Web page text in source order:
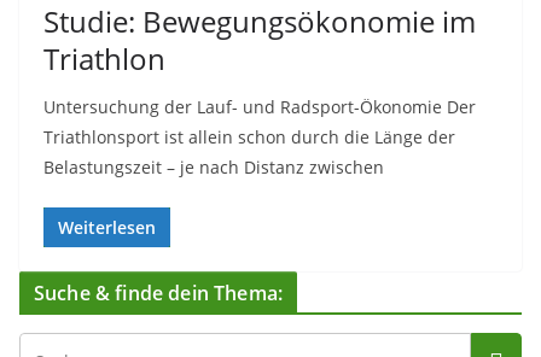
Studie: Bewegungsökonomie im
Triathlon
Untersuchung der Lauf- und Radsport-Ökonomie Der
Triathlonsport ist allein schon durch die Länge der
Belastungszeit – je nach Distanz zwischen
Weiterlesen
Suche & finde dein Thema: